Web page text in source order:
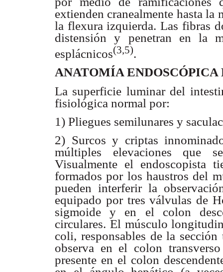
extienden cranealmente hasta la
la flexura izquierda. Las fibras
distensión y penetran en la
esplácnicos(3,5).
ANATOMÍA ENDOSCÓPICA
La superficie luminar del
fisiológica normal por:
1) Pliegues semilunares y
2) Surcos y criptas
múltiples elevaciones que
Visualmente el endoscopista
formados por los haustros del
pueden interferir la
equipado por tres válvulas de
sigmoide y en el colon
circulares. El músculo
coli, responsables de la
observa en el colon
presente en el colon